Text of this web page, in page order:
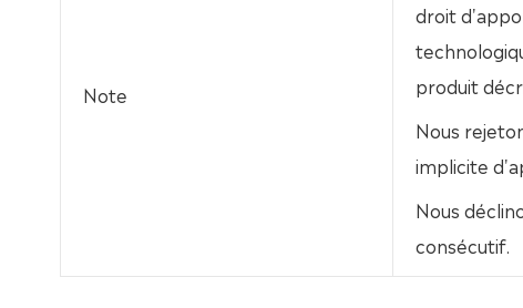
Note
droit
produit
Nous
implicite
Nous
consécutif.